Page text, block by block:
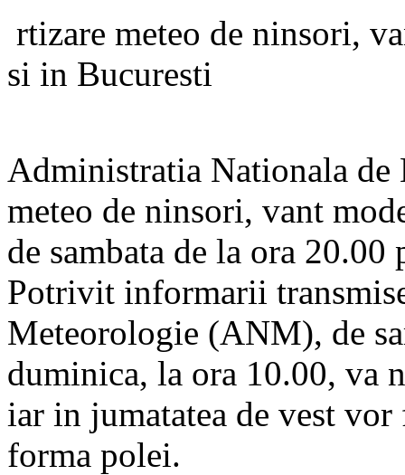
rtizare meteo de ninsori,
si in Bucuresti
Administratia Nationala
meteo de ninsori, vant
de sambata de la ora
Potrivit informarii
Meteorologie (ANM), de
duminica, la ora 10.00, va
iar in jumatatea de vest
forma polei.